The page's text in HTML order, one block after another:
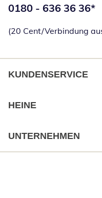
Telefonnummer:
0180 - 636 36 36*
(20 Cent/Verbindung
KUNDENSERVICE
HEINE
UNTERNEHMEN